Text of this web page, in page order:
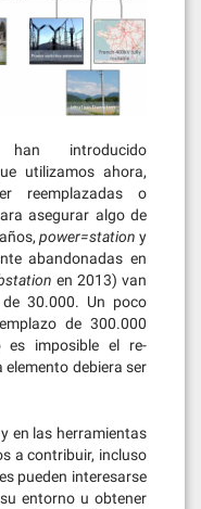
introducido
utilizamos ahora,
reemplazadas o
asegurar algo de
power=station y
abandonadas en
en 2013) van
30.000. Un poco
de 300.000
es imposible el re-
debiera ser
en las herramientas
a contribuir, incluso
pueden interesarse
entorno u obtener